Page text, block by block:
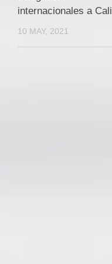
internacionales a Cali
10 MAY, 2021